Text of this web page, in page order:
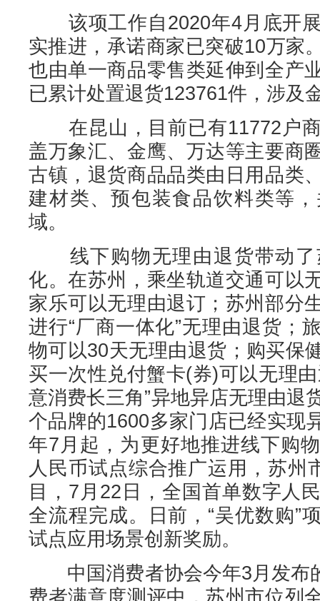
该项工作自2020年4月底开展
实推进，承诺商家已突破10万家
也由单一商品零售类延伸到全产
已累计处置退货123761件，涉及
在昆山，目前已有11772户商
盖万象汇、金鹰、万达等主要商
古镇，退货商品品类由日用品类
建材类、预包装食品饮料类等
域。
线下购物无理由退货带动了
化。在苏州，乘坐轨道交通可以
家乐可以无理由退订；苏州部分
进行“厂商一体化”无理由退货；
物可以30天无理由退货；购买保
买一次性兑付蟹卡(券)可以无理
意消费长三角”异地异店无理由退
个品牌的1600多家门店已经实现
年7月起，为更好地推进线下购
人民币试点综合推广运用，苏州
目，7月22日，全国首单数字人
全流程完成。日前，“吴优数购”
试点应用场景创新奖励。
中国消费者协会今年3月发布
费者满意度测评中，苏州市位列